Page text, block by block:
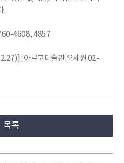
.
4608, 4857
: 아르코미술관 오세원 02-
목록